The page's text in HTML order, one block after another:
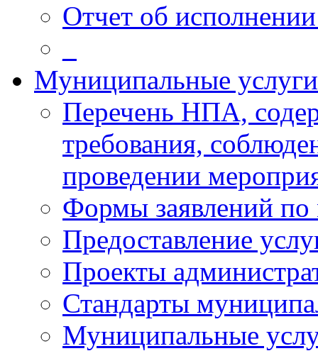
Отчет об
Муниципальные услуги
Перечень НПА,
требования,
проведении
Формы заявлений
Предоставление
Проекты
Стандарты
Муниципальные